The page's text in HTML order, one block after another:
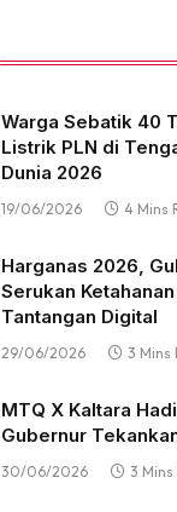
Warga Sebatik 40
Listrik PLN di
Dunia 2026
19/06/2026 4 Mins
Harganas 2026,
Serukan
Tantangan Digital
29/06/2026 3 Mins
MTQ X Kaltara
Gubernur
30/06/2026 3 Mins